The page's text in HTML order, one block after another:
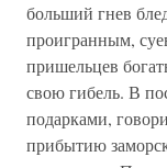
больший гнев
проигранным,
пришельцев
свою гибель. В
подарками,
прибытию